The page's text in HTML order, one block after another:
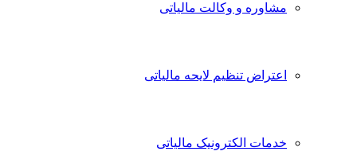
مشاوره و وکالت مالیاتی
اعتراض تنظیم لایحه مالیاتی
خدمات الکترونیک مالیاتی